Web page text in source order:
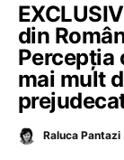
din
Percepția
mai mult
Raluca Pantazi